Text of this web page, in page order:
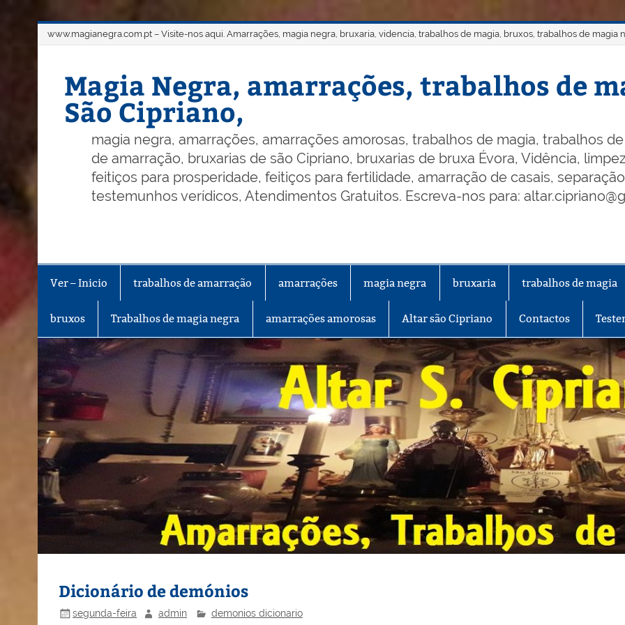
www.magianegra.com.pt – Visite-nos aqui. Amarrações, magia negra, bruxaria, videncia, trabalhos de magia, bruxos, trabalhos de magia
Magia Negra, amarrações, trabalhos de
São Cipriano,
magia negra, amarrações, amarrações amorosas, trabalhos de magia, trabalhos
de amarração, bruxarias de são Cipriano, bruxarias de bruxa Évora, Vidência,
feitiços para prosperidade, feitiços para fertilidade, amarração de casais,
testemunhos verídicos, Atendimentos Gratuitos. Escreva-nos para:
Ver – Inicio trabalhos de amarração amarrações magia negra bruxaria trabalhos de magia
bruxos Trabalhos de magia negra amarrações amorosas Altar são Cipriano Contactos
Dicionário de demónios
segunda-feira admin demonios dicionario